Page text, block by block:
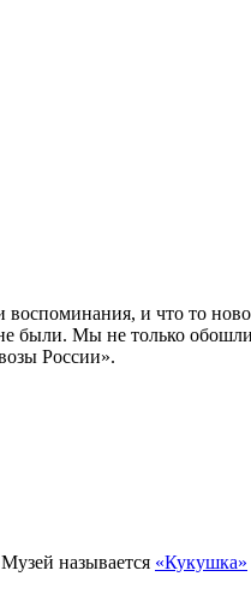
и что то
были. Мы не только
России».
называется «Кукушка»